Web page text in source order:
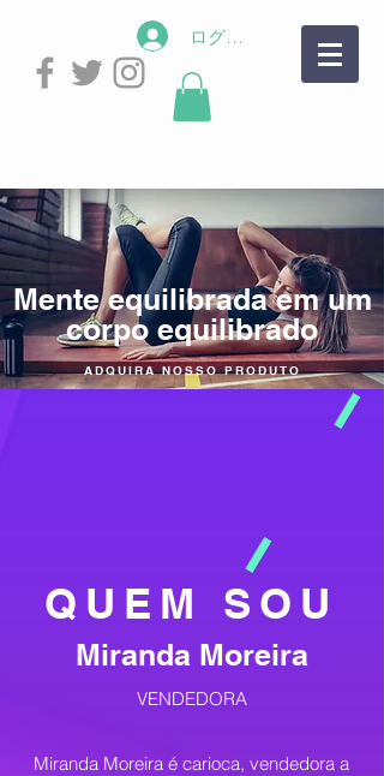
ログイン
Mente equilibrada em um
corpo equilibrado
ADQUIRA NOSSO PRODUTO
QUEM SOU
Miranda Moreira
VENDEDORA
Miranda Moreira é carioca, vendedora a